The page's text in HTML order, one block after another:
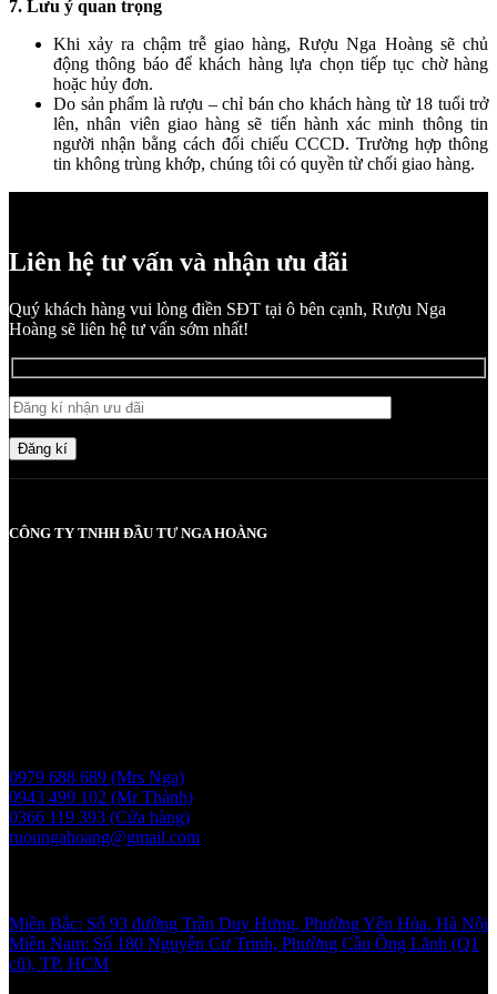
7. Lưu ý quan trọng
Khi xảy ra chậm trễ giao hàng, Rượu Nga Hoàng sẽ chủ
động thông báo để khách hàng lựa chọn tiếp tục chờ hàng
hoặc hủy đơn.
Do sản phẩm là rượu – chỉ bán cho khách hàng từ 18 tuổi trở
lên, nhân viên giao hàng sẽ tiến hành xác minh thông tin
người nhận bằng cách đối chiếu CCCD. Trường hợp thông
tin không trùng khớp, chúng tôi có quyền từ chối giao hàng.
Liên hệ tư vấn và nhận ưu đãi
Quý khách hàng vui lòng điền SĐT tại ô bên cạnh, Rượu Nga
Hoàng sẽ liên hệ tư vấn sớm nhất!
Đăng kí
CÔNG TY TNHH ĐẦU TƯ NGA HOÀNG
0979 688 689 (Mrs Nga)
0943 499 102 (Mr Thành)
0366 119 393 (Cửa hàng)
ruoungahoang@gmail.com
Miền Bắc: Số 93 đường Trần Duy Hưng, Phường Yên Hòa, Hà Nội
Miền Nam: Số 180 Nguyễn Cư Trinh, Phường Cầu Ông Lãnh (Q1
cũ), TP. HCM